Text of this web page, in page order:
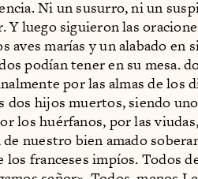
Ni un susurro, ni un
Y luego siguieron las
aves marías y un alabado en
podían tener en su mesa.
por las almas de los
dos hijos muertos, siendo
los huérfanos, por las
nuestro bien amado
los franceses impíos. Todos